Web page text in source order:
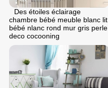
Des étoiles éclairage
chambre bébé meuble blanc lit
bébé nlanc rond mur gris perle
deco cocooning